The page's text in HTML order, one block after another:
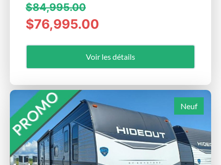
$84,995.00
$76,995.00
Voir les détails
Neuf